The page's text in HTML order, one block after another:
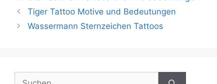
Tiger Tattoo Motive und Bedeutungen
Wassermann Sternzeichen Tattoos
Suchen